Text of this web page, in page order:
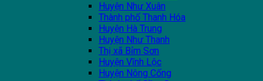
Huyện Như Xuân
Thành phố Thanh Hóa
Huyện Hà Trung
Huyện Như Thanh
Thị xã Bỉm Sơn
Huyện Vĩnh Lộc
Huyện Nông Cống